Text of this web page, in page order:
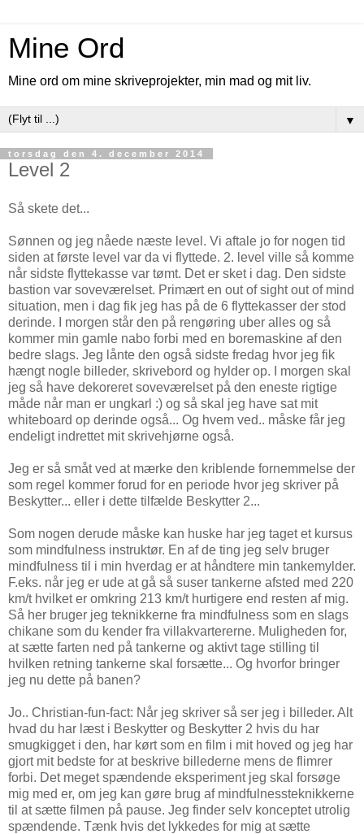
Mine Ord
Mine ord om mine skriveprojekter, min mad og mit liv.
▼
torsdag den 4. december 2014
Level 2
Så skete det...
Sønnen og jeg nåede næste level. Vi aftale jo for nogen tid
siden at første level var da vi flyttede. 2. level ville så komme
når sidste flyttekasse var tømt. Det er sket i dag. Den sidste
bastion var soveværelset. Primært en out of sight out of mind
situation, men i dag fik jeg has på de 6 flyttekasser der stod
derinde. I morgen står den på rengøring uber alles og så
kommer min gamle nabo forbi med en boremaskine af den
bedre slags. Jeg lånte den også sidste fredag hvor jeg fik
hængt nogle billeder, skrivebord og hylder op. I morgen skal
jeg så have dekoreret soveværelset på den eneste rigtige
måde når man er ungkarl :) og så skal jeg have sat mit
whiteboard op derinde også... Og hvem ved.. måske får jeg
endeligt indrettet mit skrivehjørne også.
Jeg er så småt ved at mærke den kriblende fornemmelse der
som regel kommer forud for en periode hvor jeg skriver på
Beskytter... eller i dette tilfælde Beskytter 2...
Som nogen derude måske kan huske har jeg taget et kursus
som mindfulness instruktør. En af de ting jeg selv bruger
mindfulness til i min hverdag er at håndtere min tankemylder.
F.eks. når jeg er ude at gå så suser tankerne afsted med 220
km/t hvilket er omkring 213 km/t hurtigere end resten af mig.
Så her bruger jeg teknikkerne fra mindfulness som en slags
chikane som du kender fra villakvartererne. Muligheden for,
at sætte farten ned på tankerne og aktivt tage stilling til
hvilken retning tankerne skal forsætte... Og hvorfor bringer
jeg nu dette på banen?
Jo.. Christian-fun-fact: Når jeg skriver så ser jeg i billeder. Alt
hvad du har læst i Beskytter og Beskytter 2 hvis du har
smugkigget i den, har kørt som en film i mit hoved og jeg har
gjort mit bedste for at beskrive billederne mens de flimrer
forbi. Det meget spændende eksperiment jeg skal forsøge
mig med er, om jeg kan gøre brug af mindfulnessteknikkerne
til at sætte filmen på pause. Jeg finder selv konceptet utrolig
spændende. Tænk hvis det lykkedes for mig at sætte